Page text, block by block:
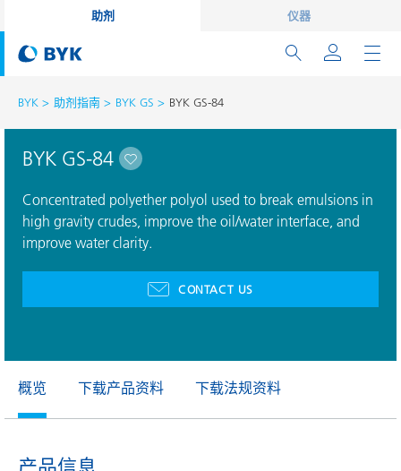
助剂 仪器
BYK 助剂指南 BYK GS BYK GS-84
BYK GS-84
Concentrated polyether polyol used to break emulsions in
high gravity crudes, improve the oil/water interface, and
improve water clarity.
CONTACT US
概览 下载产品资料 下载法规资料